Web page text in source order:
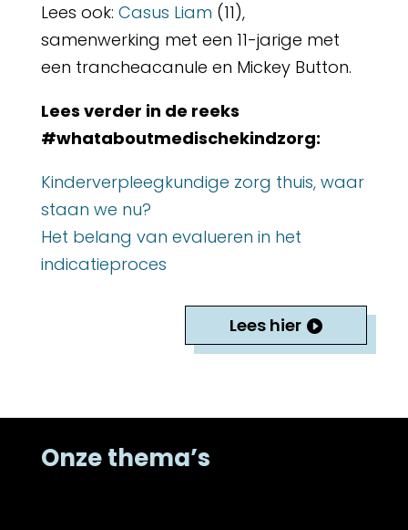
Lees ook: Casus Liam (11),
samenwerking met een 11-jarige met
een trancheacanule en Mickey Button.
Lees verder in de reeks
#whataboutmedischekindzorg:
Kinderverpleegkundige zorg thuis, waar
staan we nu?
Het belang van evalueren in het
indicatieproces
Lees hier
Onze thema’s